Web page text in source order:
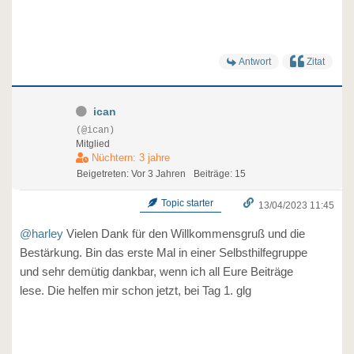
Antwort Zitat
ican
(@ican)
Mitglied
Nüchtern: 3 jahre
Beigetreten: Vor 3 Jahren Beiträge: 15
Topic starter 13/04/2023 11:45
@harley Vielen Dank für den Willkommensgruß und die
Bestärkung. Bin das erste Mal in einer Selbsthilfegruppe
und sehr demütig dankbar, wenn ich all Eure Beiträge
lese. Die helfen mir schon jetzt, bei Tag 1. glg